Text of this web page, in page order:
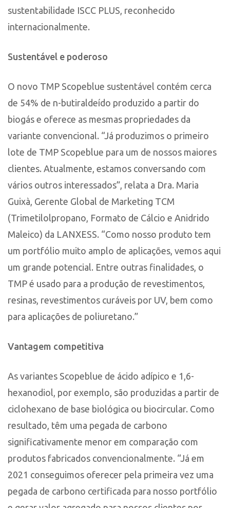
sustentabilidade ISCC PLUS, reconhecido
internacionalmente.
Sustentável e poderoso
O novo TMP Scopeblue sustentável contém cerca
de 54% de n-butiraldeído produzido a partir do
biogás e oferece as mesmas propriedades da
variante convencional. “Já produzimos o primeiro
lote de TMP Scopeblue para um de nossos maiores
clientes. Atualmente, estamos conversando com
vários outros interessados”, relata a Dra. Maria
Guixà, Gerente Global de Marketing TCM
(Trimetilolpropano, Formato de Cálcio e Anidrido
Maleico) da LANXESS. “Como nosso produto tem
um portfólio muito amplo de aplicações, vemos aqui
um grande potencial. Entre outras finalidades, o
TMP é usado para a produção de revestimentos,
resinas, revestimentos curáveis por UV, bem como
para aplicações de poliuretano.”
Vantagem competitiva
As variantes Scopeblue de ácido adípico e 1,6-
hexanodiol, por exemplo, são produzidas a partir de
ciclohexano de base biológica ou biocircular. Como
resultado, têm uma pegada de carbono
significativamente menor em comparação com
produtos fabricados convencionalmente. “Já em
2021 conseguimos oferecer pela primeira vez uma
pegada de carbono certificada para nosso portfólio